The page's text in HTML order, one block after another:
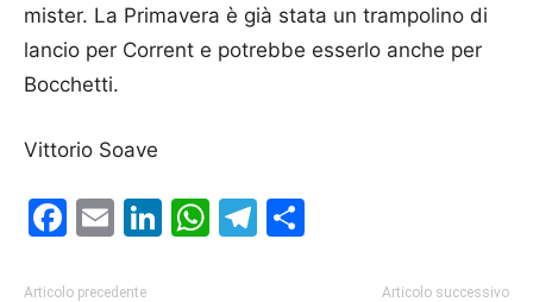
mister. La Primavera è già stata un trampolino di
lancio per Corrent e potrebbe esserlo anche per
Bocchetti.
Vittorio Soave
Facebook
EmailLinkedIn
WhatsApp
Telegram
Articolo precedente Articolo successivo